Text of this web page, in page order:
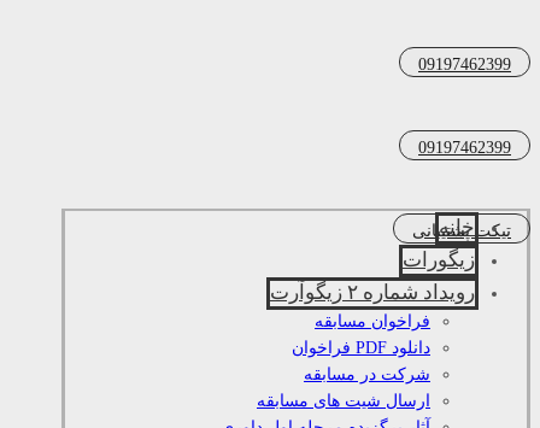
09197462399
09197462399
تیکت پشتیبانی
خانه
زیگورات
رویداد شماره ۲ زیگوآرت
فراخوان مسابقه
دانلود PDF فراخوان
شرکت در مسابقه
ارسال شیت های مسابقه